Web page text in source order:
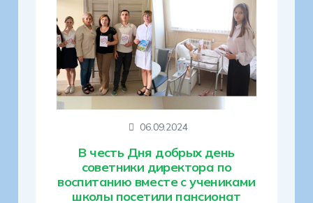
06.09.2024
В честь Дня добрых день
советники директора по
воспитанию вместе с учениками
школы посетили пансионат